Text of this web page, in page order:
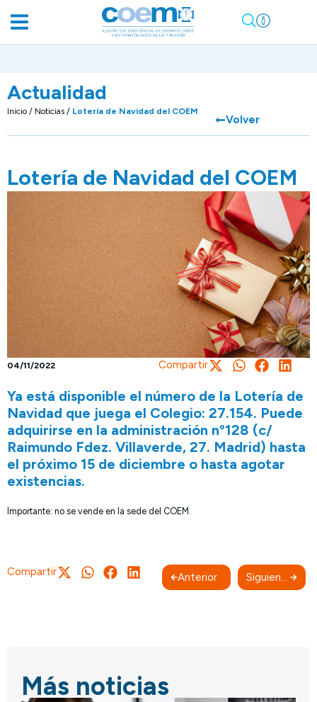
Actualidad
Inicio / Noticias / Lotería de Navidad del COEM
Volver
Lotería de Navidad del COEM
04/11/2022 Compartir
Ya está disponible el número de la Lotería de
Navidad que juega el Colegio: 27.154. Puede
adquirirse en la administración nº128 (c/
Raimundo Fdez. Villaverde, 27. Madrid) hasta
el próximo 15 de diciembre o hasta agotar
existencias.
Importante: no se vende en la sede del COEM.
Compartir Anterior Siguiente
Más noticias